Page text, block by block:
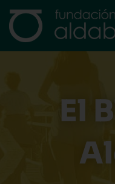
contenido
El